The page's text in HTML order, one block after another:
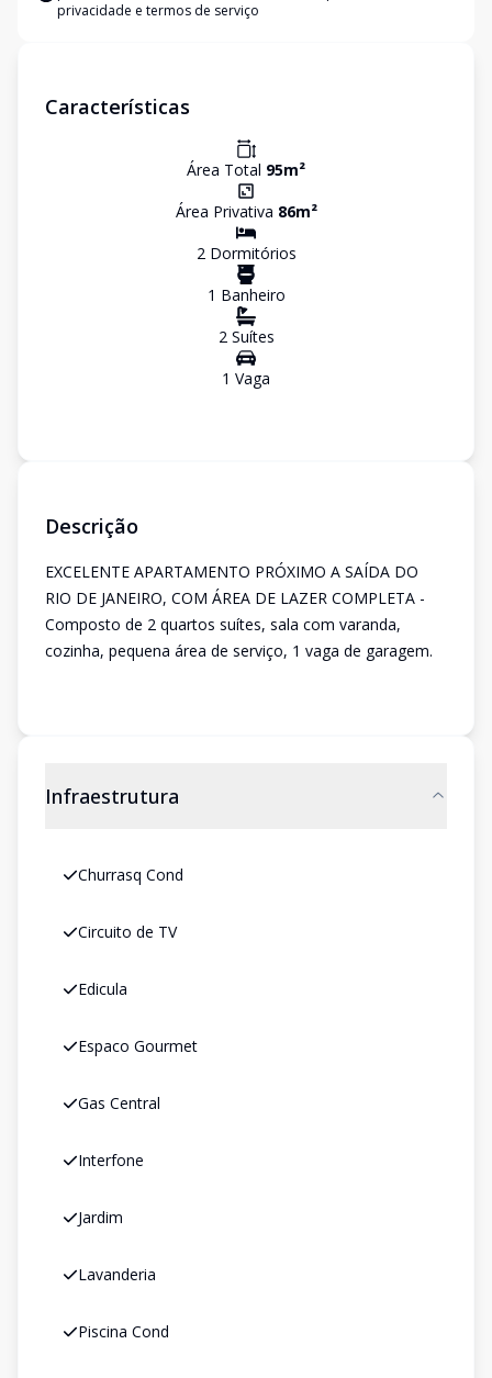
privacidade e termos de serviço
Características
Área Total 95m²
Área Privativa 86m²
2Dormitórios
1 Banheiro
2Suítes
1 Vaga
Descrição
EXCELENTE APARTAMENTO PRÓXIMO A SAÍDA DO
RIO DE JANEIRO, COM ÁREA DE LAZER COMPLETA -
Composto de 2 quartos suítes, sala com varanda,
cozinha, pequena área de serviço, 1 vaga de garagem.
Infraestrutura
Churrasq Cond
Circuito de TV
Edicula
Espaco Gourmet
Gas Central
Interfone
Jardim
Lavanderia
Piscina Cond